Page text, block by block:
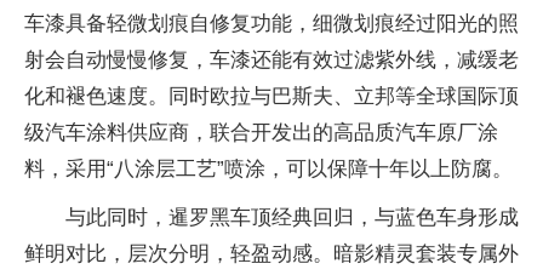
车漆具备轻微划痕自修复功能，细微划痕经过阳光的照
射会自动慢慢修复，车漆还能有效过滤紫外线，减缓老
化和褪色速度。同时欧拉与巴斯夫、立邦等全球国际顶
级汽车涂料供应商，联合开发出的高品质汽车原厂涂
料，采用“八涂层工艺”喷涂，可以保障十年以上防腐。
与此同时，暹罗黑车顶经典回归，与蓝色车身形成
鲜明对比，层次分明，轻盈动感。暗影精灵套装专属外